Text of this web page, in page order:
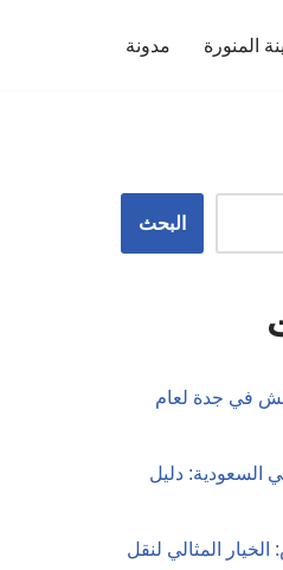
المنورة مدونة
البحث
عفش في جدة لعام
دليل
المثالي لنقل